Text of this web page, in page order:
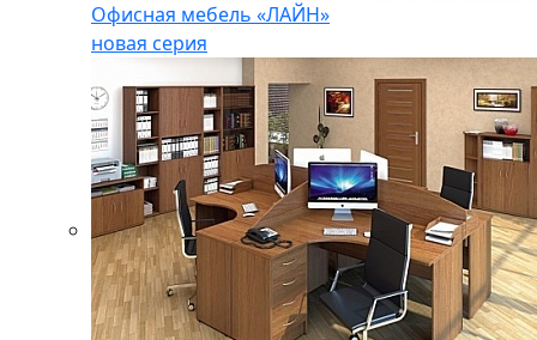
Офисная мебель «ЛАЙН»
новая серия